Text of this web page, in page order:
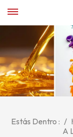
Estás Dentro : /
A